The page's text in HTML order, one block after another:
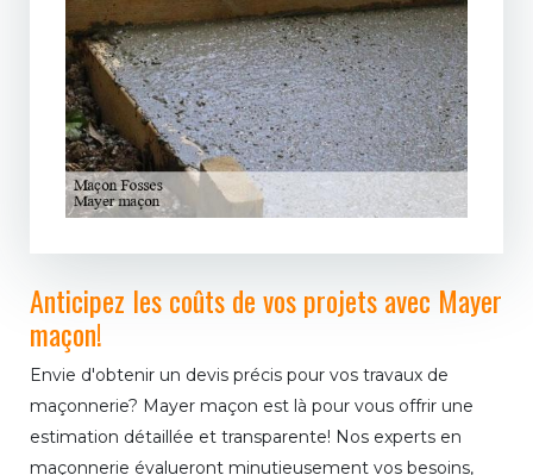
Anticipez les coûts de vos projets avec Mayer
maçon!
Envie d'obtenir un devis précis pour vos travaux de
maçonnerie? Mayer maçon est là pour vous offrir une
estimation détaillée et transparente! Nos experts en
maçonnerie évalueront minutieusement vos besoins,